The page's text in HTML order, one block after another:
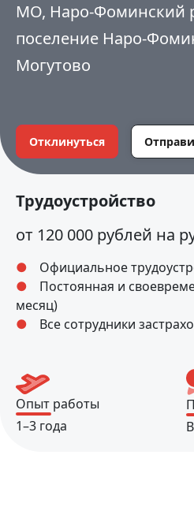
МО, Наро-Фоминский
поселение Наро-
Могутово
Отклинуться
Трудоустройство
от 120 000 рублей на
Официальное
Постоянная и
месяц)
Все сотрудники
Опыт работы
1–3 года